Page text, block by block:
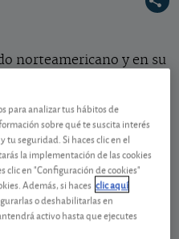
norteamericano y en su
a SOCIOS
con visión
para analizar tus hábitos de
sobre qué te suscita interés
seguridad. Si haces clic en el
la implementación de las cookies
clic en "Configuración de cookies"
Además, si haces clic aquí
o deshabilitarlas en
activo hasta que ejecutes